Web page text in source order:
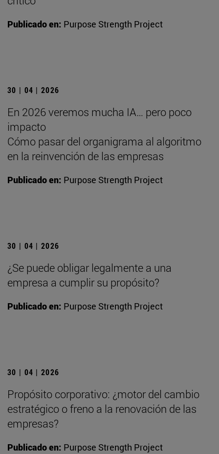
Publicado en: Purpose Strength Project
30 | 04 | 2026
En 2026 veremos mucha IA… pero poco
impacto
Cómo pasar del organigrama al algoritmo
en la reinvención de las empresas
Publicado en: Purpose Strength Project
30 | 04 | 2026
¿Se puede obligar legalmente a una
empresa a cumplir su propósito?
Publicado en: Purpose Strength Project
30 | 04 | 2026
Propósito corporativo: ¿motor del cambio
estratégico o freno a la renovación de las
empresas?
Publicado en: Purpose Strength Project